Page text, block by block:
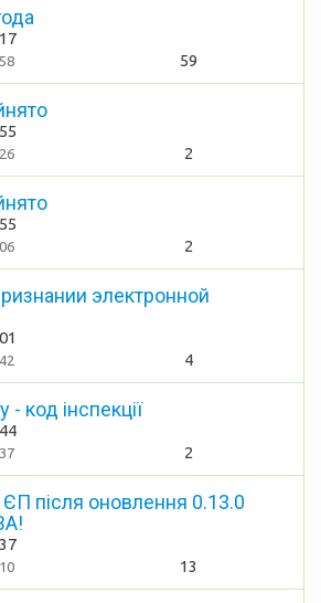
59
2
2
электронной
4
- код інспекції
2
після оновлення 0.13.0
13